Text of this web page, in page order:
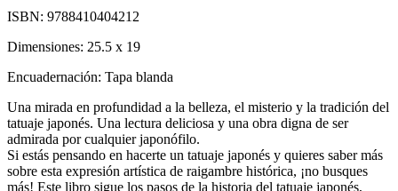
ISBN: 9788410404212
Dimensiones: 25.5 x 19
Encuadernación: Tapa blanda
Una mirada en profundidad a la belleza, el misterio y la tradición del
tatuaje japonés. Una lectura deliciosa y una obra digna de ser
admirada por cualquier japonófilo.
Si estás pensando en hacerte un tatuaje japonés y quieres saber más
sobre esta expresión artística de raigambre histórica, ¡no busques
más! Este libro sigue los pasos de la historia del tatuaje japonés,